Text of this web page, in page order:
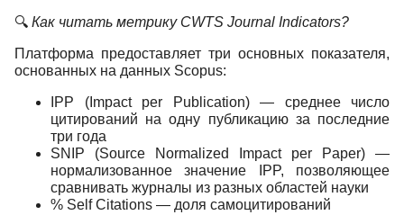
🔍 Как читать метрику CWTS Journal Indicators?
Платформа предоставляет три основных показателя,
основанных на данных Scopus:
IPP (Impact per Publication) — среднее число
цитирований на одну публикацию за последние
три года
SNIP (Source Normalized Impact per Paper) —
нормализованное значение IPP, позволяющее
сравнивать журналы из разных областей науки
% Self Citations — доля самоцитирований